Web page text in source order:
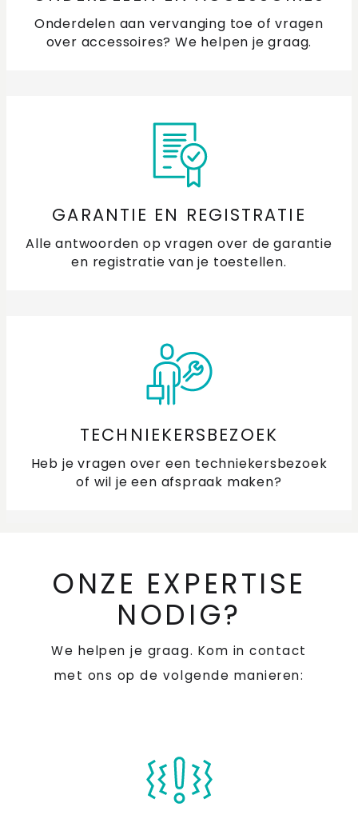
Onderdelen aan vervanging toe of vragen
over accessoires? We helpen je graag.
GARANTIE EN REGISTRATIE
Alle antwoorden op vragen over de garantie
en registratie van je toestellen.
TECHNIEKERSBEZOEK
Heb je vragen over een techniekersbezoek
of wil je een afspraak maken?
ONZE EXPERTISE
NODIG?
We helpen je graag. Kom in contact
met ons op de volgende manieren: